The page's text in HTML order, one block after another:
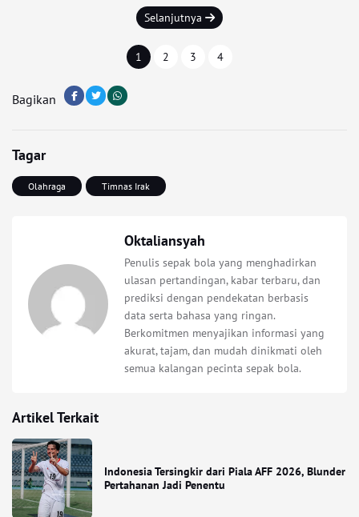
Selanjutnya
1 2 3 4
Bagikan
Tagar
Olahraga Timnas Irak
Oktaliansyah
Penulis sepak bola yang menghadirkan
ulasan pertandingan, kabar terbaru, dan
prediksi dengan pendekatan berbasis
data serta bahasa yang ringan.
Berkomitmen menyajikan informasi yang
akurat, tajam, dan mudah dinikmati oleh
semua kalangan pecinta sepak bola.
Artikel Terkait
Indonesia Tersingkir dari Piala AFF 2026, Blunder
Pertahanan Jadi Penentu